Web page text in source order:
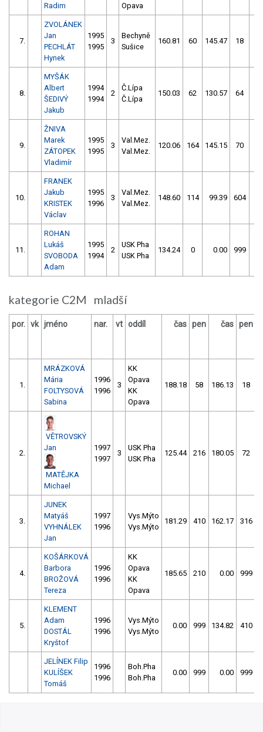
Radim
Opava
7.
ZVOLÁNEK
Jan
PECHLÁT
Hynek
1995
1995
3
Bechyně
Sušice
160.81 60 145.47 18
8.
MYŠÁK
Albert
ŠEDIVÝ
Jakub
1994
1994
2
Č.Lípa
Č.Lípa
150.03 62 130.57 64
9.
ŽNIVA
Marek
ZÁTOPEK
Vladimír
1995
1995
3
Val.Mez.
Val.Mez.
120.06 164 145.15 70
10.
FRANEK
Jakub
KRISTEK
Václav
1995
1996
3
Val.Mez.
Val.Mez.
148.60 114 99.39 604
11.
ROHAN
Lukáš
SVOBODA
Adam
1995
1994
2
USK Pha
USK Pha
134.24 0 0.00 999
kategorie C2M mladší
por. vk jméno nar. vt oddíl čas pen čas pen
1.
MRÁZKOVÁ
Mária
FOLTYSOVÁ
Sabina
1996
1996
3
KK
Opava
KK
Opava
188.18 58 186.13 18
2.
VĚTROVSKÝ
Jan
MATĚJKA
Michael
1997
1997
3
USK Pha
USK Pha
125.44 216 180.05 72
3.
JUNEK
Matyáš
VYHNÁLEK
Jan
1997
1996
Vys.Mýto
Vys.Mýto
181.29 410 162.17 316
4.
KOŠÁRKOVÁ
Barbora
BROŽOVÁ
Tereza
1996
1996
KK
Opava
KK
Opava
185.65 210 0.00 999
5.
KLEMENT
Adam
DOSTÁL
Kryštof
1996
1996
Vys.Mýto
Vys.Mýto
0.00 999 134.82 410
JELÍNEK Filip
KULÍŠEK
Tomáš
1996
1996
Boh.Pha
Boh.Pha
0.00 999 0.00 999